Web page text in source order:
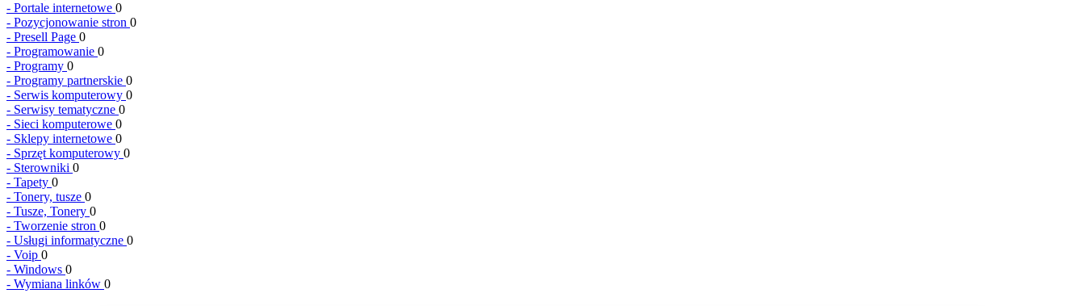
- Portale internetowe 0
- Pozycjonowanie stron 0
- Presell Page 0
- Programowanie 0
- Programy 0
- Programy partnerskie 0
- Serwis komputerowy 0
- Serwisy tematyczne 0
- Sieci komputerowe 0
- Sklepy internetowe 0
- Sprzęt komputerowy 0
- Sterowniki 0
- Tapety 0
- Tonery, tusze 0
- Tusze, Tonery 0
- Tworzenie stron 0
- Usługi informatyczne 0
- Voip 0
- Windows 0
- Wymiana linków 0